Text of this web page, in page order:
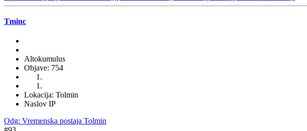
Tminc
Altokumulus
Objave: 754
Lokacija: Tolmin
Naslov IP
Odg: Vremenska postaja Tolmin